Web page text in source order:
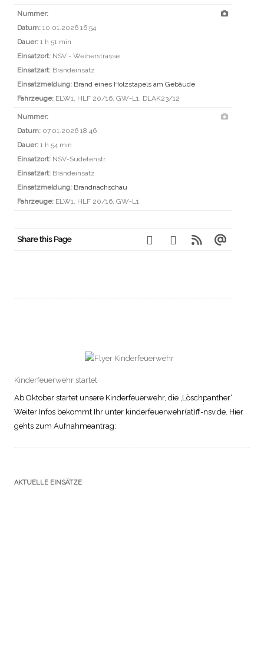
Nummer:
Datum: 10.01.2026 16:54
Dauer: 1 h 51 min
Einsatzort: NSV - Weiherstrasse
Einsatzart: Brandeinsatz
Einsatzmeldung: Brand eines Holzstapels am Gebäude
Fahrzeuge: ELW1, HLF 20/16, GW-L1, DLAK23/12
Nummer:
Datum: 07.01.2026 18:46
Dauer: 1 h 54 min
Einsatzort: NSV-Sudetenstr.
Einsatzart: Brandeinsatz
Einsatzmeldung: Brandnachschau
Fahrzeuge: ELW1, HLF 20/16, GW-L1
Share this Page
Kinderfeuerwehr startet
Ab Oktober startet unsere Kinderfeuerwehr, die ‚Löschpanther‘
Weiter Infos bekommt Ihr unter kinderfeuerwehr(at)ff-nsv.de. Hier
gehts zum Aufnahmeantrag:
AKTUELLE EINSÄTZE